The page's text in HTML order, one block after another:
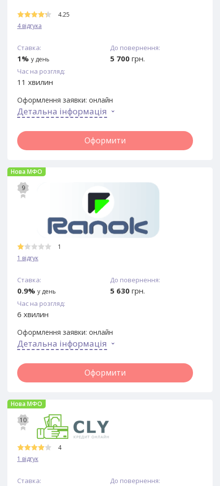
4.25
4 відгука
Ставка:
1% у день
До повернення:
5 700 грн.
Час на розгляд:
11 хвилин
Оформлення заявки: онлайн
Детальна інформація
Оформити
Нова МФО
9
1
1 відгук
Ставка:
0.9% у день
До повернення:
5 630 грн.
Час на розгляд:
6 хвилин
Оформлення заявки: онлайн
Детальна інформація
Оформити
Нова МФО
10
4
1 відгук
Ставка: До повернення: